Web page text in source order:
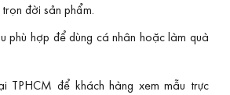
đời sản phẩm.
phù hợp để dùng cá nhân hoặc làm quà
TPHCM để khách hàng xem mẫu trực